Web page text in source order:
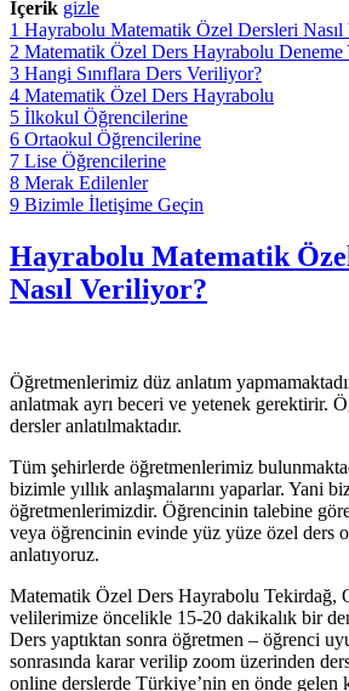
İçerik gizle
1 Hayrabolu Matematik Özel Dersleri
2 Matematik Özel Ders Hayrabolu Deneme
3 Hangi Sınıflara Ders Veriliyor?
4 Matematik Özel Ders Hayrabolu
5 İlkokul Öğrencilerine
6 Ortaokul Öğrencilerine
7 Lise Öğrencilerine
8 Merak Edilenler
9 Bizimle İletişime Geçin
Hayrabolu Matematik
Nasıl Veriliyor?
Öğretmenlerimiz düz anlatım
anlatmak ayrı beceri ve yetenek gerektirir.
dersler anlatılmaktadır.
Tüm şehirlerde öğretmenlerimiz
bizimle yıllık anlaşmalarını yaparlar. Yani
öğretmenlerimizdir. Öğrencinin talebine
veya öğrencinin evinde yüz yüze özel ders
anlatıyoruz.
Matematik Özel Ders Hayrabolu Tekirdağ,
velilerimize öncelikle 15-20 dakikalık bir
Ders yaptıktan sonra öğretmen – öğrenci
sonrasında karar verilip zoom üzerinden
online derslerde Türkiye’nin en önde gelen